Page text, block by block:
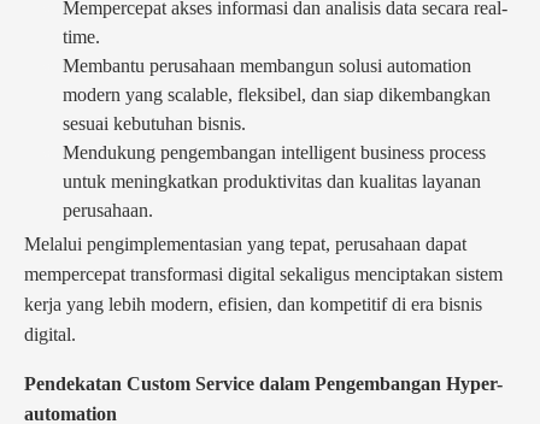
Mempercepat akses informasi dan analisis data secara real-
time.
Membantu perusahaan membangun solusi automation
modern yang scalable, fleksibel, dan siap dikembangkan
sesuai kebutuhan bisnis.
Mendukung pengembangan intelligent business process
untuk meningkatkan produktivitas dan kualitas layanan
perusahaan.
Melalui pengimplementasian yang tepat, perusahaan dapat
mempercepat transformasi digital sekaligus menciptakan sistem
kerja yang lebih modern, efisien, dan kompetitif di era bisnis
digital.
Pendekatan Custom Service dalam Pengembangan Hyper-
automation